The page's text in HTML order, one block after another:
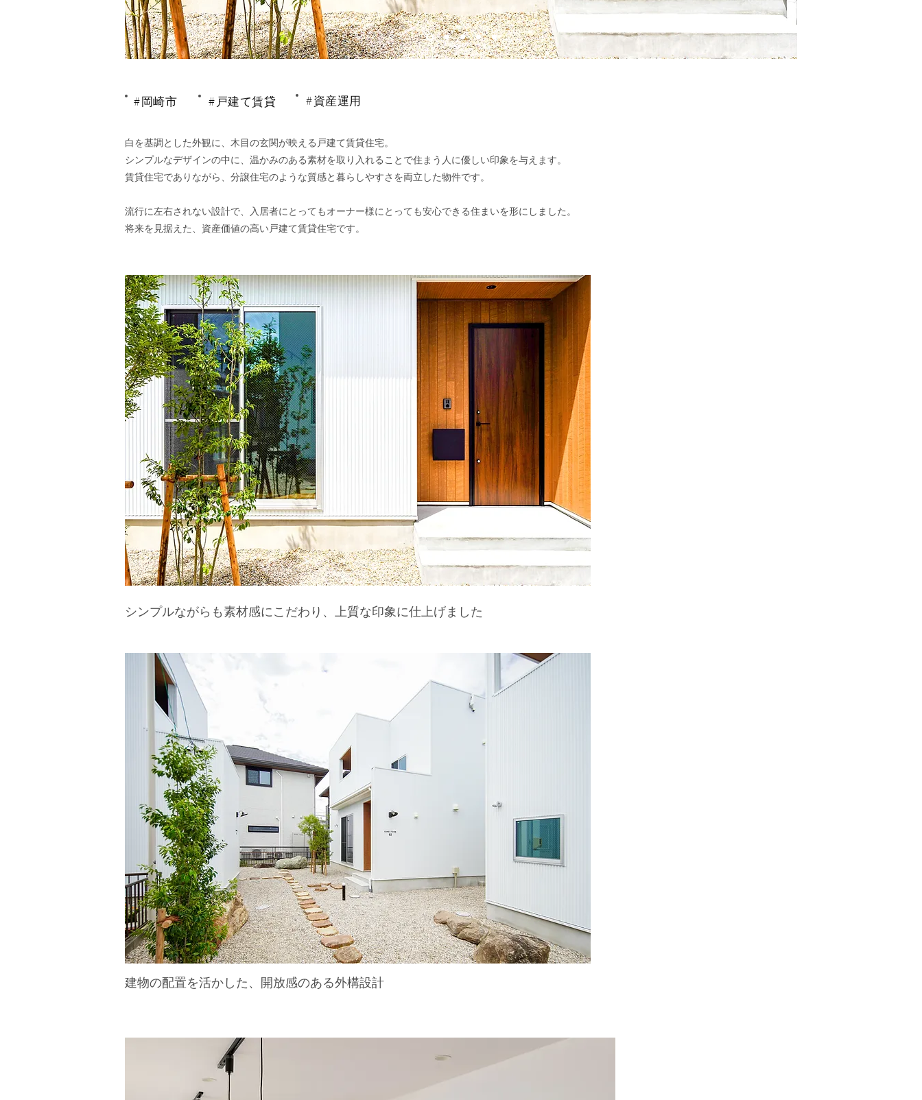
#岡崎市 #戸建て賃貸 #資産運用
白を基調とした外観に、木目の玄関が映える戸建て賃貸住宅。
シンプルなデザインの中に、温かみのある素材を取り入れることで住まう人に優しい印象を与えます。
賃貸住宅でありながら、分譲住宅のような質感と暮らしやすさを両立した物件です。
流行に左右されない設計で、入居者にとってもオーナー様にとっても安心できる住まいを形にしました。
​将来を見据えた、資産価値の高い戸建て賃貸住宅です。
シンプルながらも素材感にこだわり、上質な印象に仕上げました
建物の配置を活かした、開放感のある外構設計